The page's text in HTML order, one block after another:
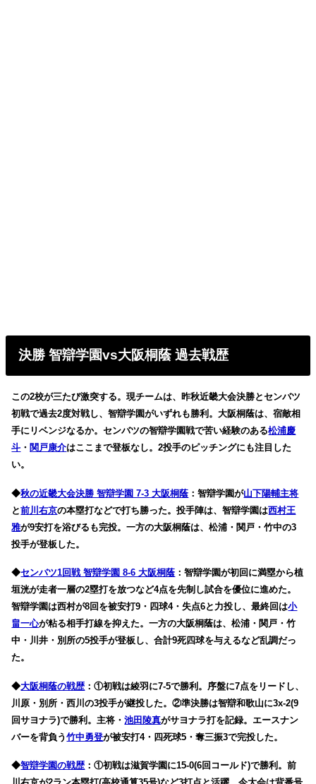
決勝 智辯学園vs大阪桐蔭 過去戦歴
この2校が三たび激突する。現チームは、昨秋近畿大会決勝とセンバツ
初戦で過去2度対戦し、智辯学園がいずれも勝利。大阪桐蔭は、宿敵相
手にリベンジなるか。センバツの智辯学園戦で苦い経験のある松浦慶
斗 ・ 関戸康介はここまで登板なし。2投手のピッチングにも注目した
い。
◆秋の近畿大会決勝 智辯学園 7-3 大阪桐蔭 ：智辯学園が山下陽輔主将
と前川右京の本塁打などで打ち勝った。投手陣は、智辯学園は西村王
雅が9安打を浴びるも完投。一方の大阪桐蔭は、松浦・関戸・竹中の3
投手が登板した。
◆センバツ1回戦 智辯学園 8-6 大阪桐蔭 ：智辯学園が初回に満塁から植
垣洸が走者一層の2塁打を放つなど4点を先制し試合を優位に進めた。
智辯学園は西村が8回を被安打9・四球4・失点6と力投し、最終回は小
畠一心が粘る相手打線を抑えた。一方の大阪桐蔭は、松浦・関戸・竹
中・川井・別所の5投手が登板し、合計9死四球を与えるなど乱調だっ
た。
◆大阪桐蔭の戦歴 ：①初戦は綾羽に7-5で勝利。序盤に7点をリードし、
川原・別所・西川の3投手が継投した。②準決勝は智辯和歌山に3x-2(9
回サヨナラ)で勝利。主将・池田陵真がサヨナラ打を記録。エースナン
バーを背負う竹中勇登が被安打4・四死球5・奪三振3で完投した。
◆智辯学園の戦歴 ：①初戦は滋賀学園に15-0(6回コールド)で勝利。前